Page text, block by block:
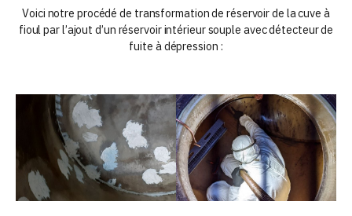
Voici notre procédé de transformation de réservoir de la cuve à
fioul par l’ajout d’un réservoir intérieur souple avec détecteur de
fuite à dépression :